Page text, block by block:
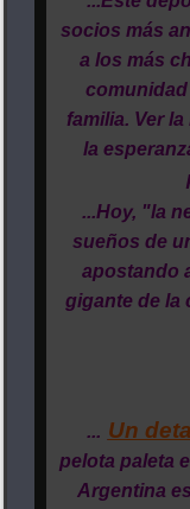
socios más
a los más
familia. Ver
la
...Hoy, "la
sueños de
apostando
gigante de la
... Un
pelota paleta
Argentina